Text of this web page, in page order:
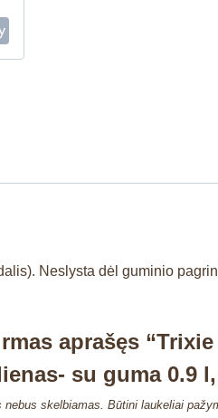
Neslysta dėl guminio
aprašęs
su guma 0.9
skelbiamas. Būtini laukeliai